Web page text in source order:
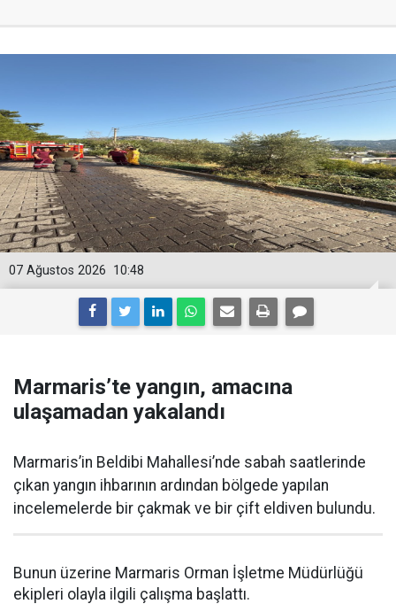
10:48
07 Ağustos 2026
Marmaris’te yangın, amacına
ulaşamadan yakalandı
Marmaris’in Beldibi Mahallesi’nde sabah saatlerinde
çıkan yangın ihbarının ardından bölgede yapılan
incelemelerde bir çakmak ve bir çift eldiven bulundu.
Bunun üzerine Marmaris Orman İşletme Müdürlüğü
ekipleri olayla ilgili çalışma başlattı.